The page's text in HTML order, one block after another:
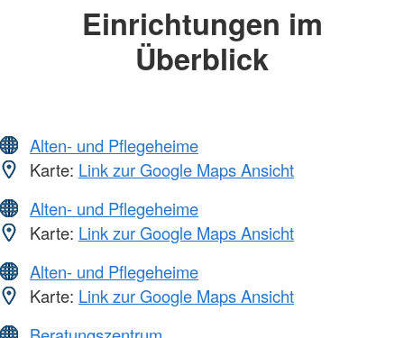
Einrichtungen im
Überblick
Alten- und Pflegeheime
Karte: Link zur Google Maps Ansicht
Alten- und Pflegeheime
Karte: Link zur Google Maps Ansicht
Alten- und Pflegeheime
Karte: Link zur Google Maps Ansicht